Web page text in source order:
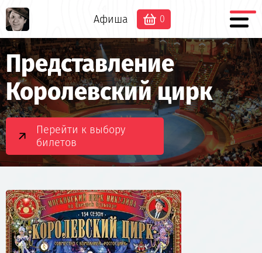
Афиша 0
Представление
Королевский цирк
Перейти к выбору
билетов